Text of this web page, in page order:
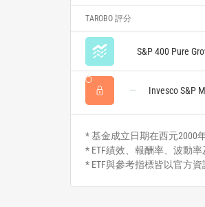
TAROBO 評分
S&P 400 Pure
Invesco S&P
* 基金成立日期在西元2000
* ETF績效、報酬率、波動
* ETF與參考指標皆以官方